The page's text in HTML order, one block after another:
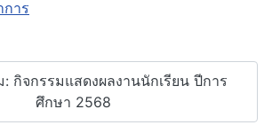
การ
: กิจกรรมแสดงผลงานนักเรียน ปีการ
ศึกษา 2568